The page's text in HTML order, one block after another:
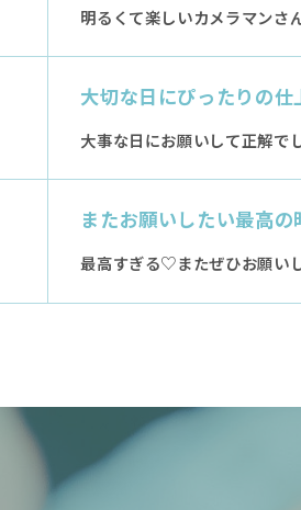
明るくて楽しいカメラマンさ
大切な日にぴったりの仕
大事な日にお願いして正解で
またお願いしたい最高の
最高すぎる♡またぜひお願い